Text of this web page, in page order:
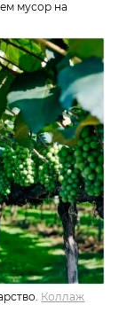
мусор на
Коллаж